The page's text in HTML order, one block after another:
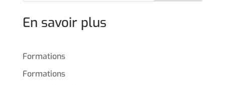
En savoir plus
Formations
Formations